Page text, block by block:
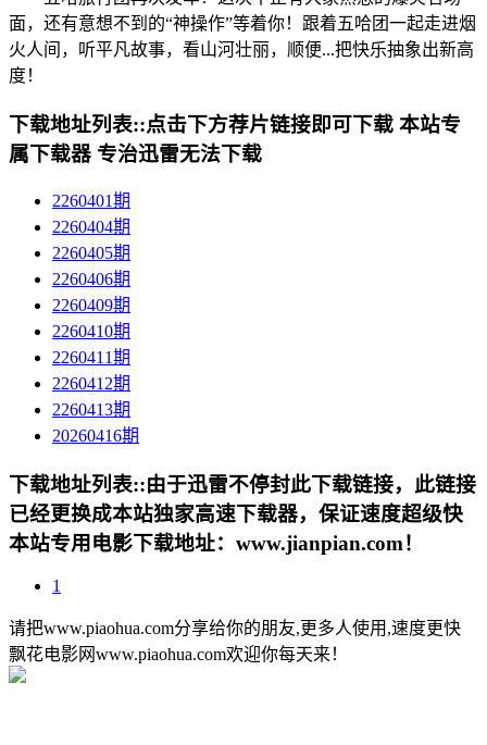
面，还有意想不到的“神操作”等着你！跟着五哈团一起走进烟
火人间，听平凡故事，看山河壮丽，顺便...把快乐抽象出新高
度！
下载地址列表::点击下方荐片链接即可下载 本站专
属下载器 专治迅雷无法下载
2260401期
2260404期
2260405期
2260406期
2260409期
2260410期
2260411期
2260412期
2260413期
20260416期
下载地址列表::由于迅雷不停封此下载链接，此链接
已经更换成本站独家高速下载器，保证速度超级快
本站专用电影下载地址：www.jianpian.com！
1
请把www.piaohua.com分享给你的朋友,更多人使用,速度更快
飘花电影网www.piaohua.com欢迎你每天来！